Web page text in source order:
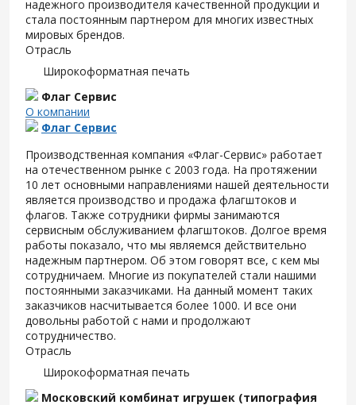
надежного производителя качественной продукции и
стала постоянным партнером для многих известных
мировых брендов.
Отрасль
Широкоформатная печать
Флаг Сервис
О компании
Флаг Сервис
Производственная компания «Флаг-Сервис» работает
на отечественном рынке с 2003 года. На протяжении
10 лет основными направлениями нашей деятельности
является производство и продажа флагштоков и
флагов. Также сотрудники фирмы занимаются
сервисным обслуживанием флагштоков. Долгое время
работы показало, что мы являемся действительно
надежным партнером. Об этом говорят все, с кем мы
сотрудничаем. Многие из покупателей стали нашими
постоянными заказчиками. На данный момент таких
заказчиков насчитывается более 1000. И все они
довольны работой с нами и продолжают
сотрудничество.
Отрасль
Широкоформатная печать
Московский комбинат игрушек (типография